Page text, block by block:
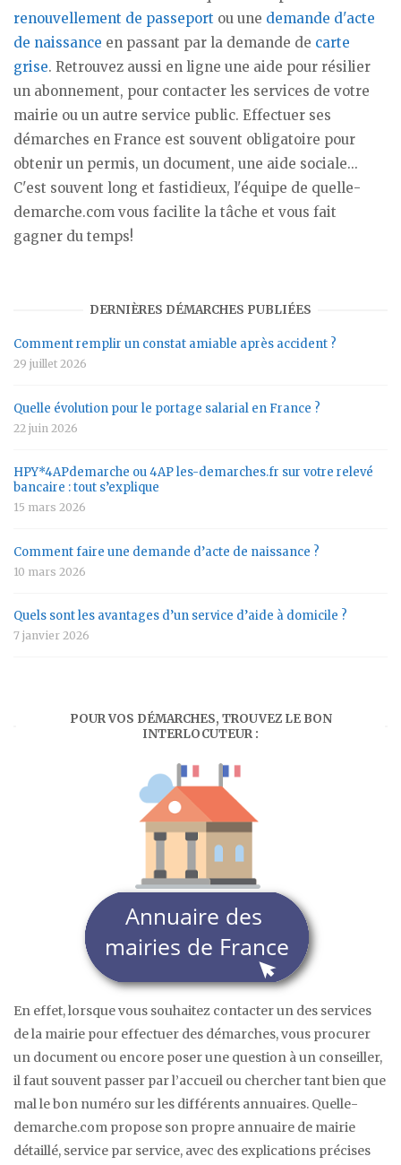
renouvellement de passeport ou une demande d'acte
de naissance en passant par la demande de carte
grise. Retrouvez aussi en ligne une aide pour résilier
un abonnement, pour contacter les services de votre
mairie ou un autre service public. Effectuer ses
démarches en France est souvent obligatoire pour
obtenir un permis, un document, une aide sociale...
C'est souvent long et fastidieux, l'équipe de quelle-
demarche.com vous facilite la tâche et vous fait
gagner du temps!
DERNIÈRES DÉMARCHES PUBLIÉES
Comment remplir un constat amiable après accident ?
29 juillet 2026
Quelle évolution pour le portage salarial en France ?
22 juin 2026
HPY*4APdemarche ou 4AP les-demarches.fr sur votre relevé
bancaire : tout s’explique
15 mars 2026
Comment faire une demande d’acte de naissance ?
10 mars 2026
Quels sont les avantages d’un service d’aide à domicile ?
7 janvier 2026
POUR VOS DÉMARCHES, TROUVEZ LE BON
INTERLOCUTEUR :
En effet, lorsque vous souhaitez contacter un des services
de la mairie pour effectuer des démarches, vous procurer
un document ou encore poser une question à un conseiller,
il faut souvent passer par l’accueil ou chercher tant bien que
mal le bon numéro sur les différents annuaires. Quelle-
demarche.com propose son propre annuaire de mairie
détaillé, service par service, avec des explications précises